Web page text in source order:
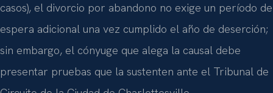
casos), el divorcio por abandono no exige un período de
espera adicional una vez cumplido el año de deserción;
sin embargo, el cónyuge que alega la causal debe
presentar pruebas que la sustenten ante el Tribunal de